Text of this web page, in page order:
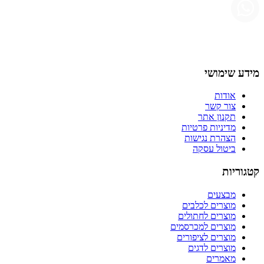
מידע שימושי
אודות
צור קשר
תקנון אתר
מדיניות פרטיות
הצהרת נגישות
ביטול עסקה
קטגוריות
מבצעים
מוצרים לכלבים
מוצרים לחתולים
מוצרים למכרסמים
מוצרים לציפורים
מוצרים לדגים
מאמרים